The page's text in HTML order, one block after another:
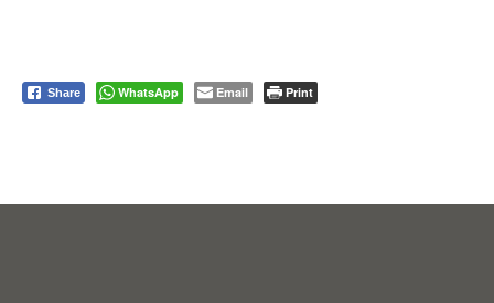
Share WhatsApp Email Print